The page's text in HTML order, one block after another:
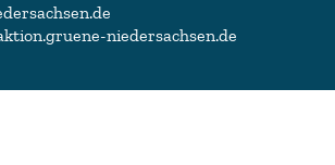
niedersachsen.de